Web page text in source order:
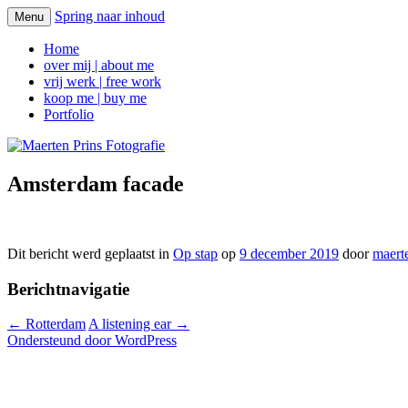
Maerten Prins Fotografie
Menu Spring naar inhoud
Home
over mij | about me
vrij werk | free work
koop me | buy me
Portfolio
Amsterdam facade
Dit bericht werd geplaatst in Op stap op 9 december 2019 door
Berichtnavigatie
← Rotterdam A listening ear →
Ondersteund door WordPress